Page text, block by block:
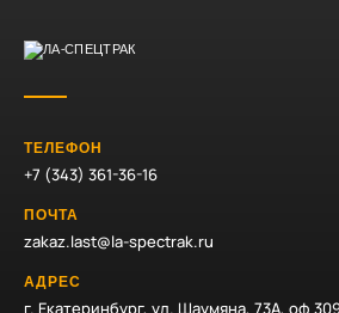
ТЕЛЕФОН
+7 (343) 361-36-16
ПОЧТА
zakaz.last@la-spectrak.ru
АДРЕС
г. Екатеринбург, ул. Шаумяна, 73А, оф